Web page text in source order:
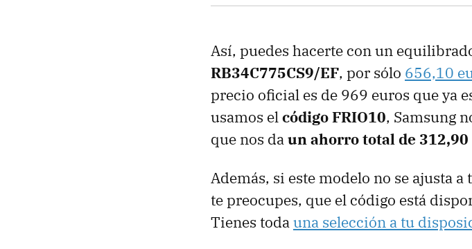
Así, puedes hacerte con un
RB34C775CS9/EF, por sólo 656,10
precio oficial es de 969 euros que ya
usamos elcódigo FRIO10, Samsung
que nos daun ahorro total de 312,90
Además, si este modelo no se ajusta
te preocupes, que el código está
Tienes todauna selección a tu